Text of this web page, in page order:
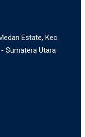
Estate, Kec.
- Sumatera Utara